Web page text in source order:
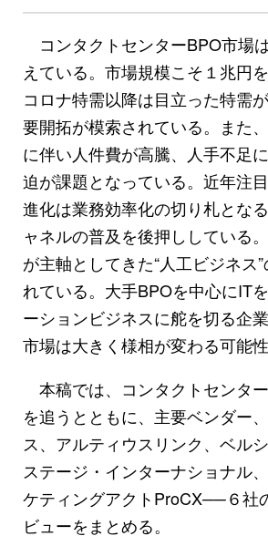
コンタクトセンターBPO市場
えている。市場規模こそ１兆円
コロナ特需以降は目立った特需
要開拓が模索されている。また
に伴い人件費が高騰、人手不足
迫が課題となっている。近年注
進化は業務効率化の切り札とな
ャネルの普及を後押ししている
が主軸としてきた“人工ビジネス
れている。大手BPOを中心にIT
ーションビジネスに舵を切る企
市場は大きく様相が変わる可能性
本稿では、コンタクトセンタ
を追うとともに、主要ベンダー
ス、アルティウスリンク、ベル
ステージ・インターナショナル
ケティングアクトProCX──６社
ビューをまとめる。